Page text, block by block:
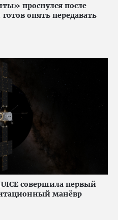
проснулся после
опять передавать
совершила первый
манёвр